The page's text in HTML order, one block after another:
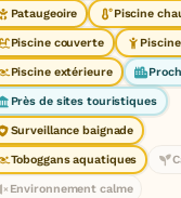
Pataugeoire Piscine
Piscine couverte
Piscine extérieure
Près de sites touristiques
Surveillance baignade
Toboggans aquatiques
Environnement calme